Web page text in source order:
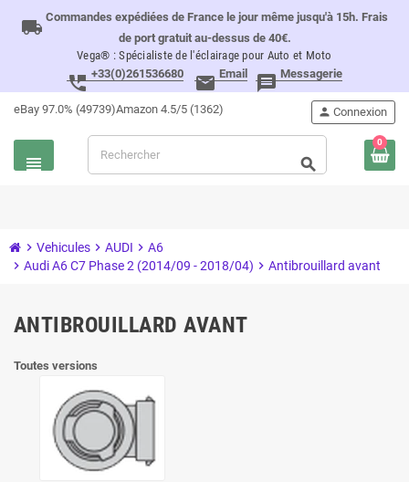
local_shipping Commandes expédiées de France le jour même jusqu'à 15h. Frais
de port gratuit au-dessus de 40€.
Vega® : Spécialiste de l'éclairage pour Auto et Moto
perm_phone_msg +33(0)261536680 email Email message Messagerie
eBay 97.0% (49739)Amazon 4.5/5 (1362)
view_headline
person Connexion
search
0
chevron_right Vehicules chevron_right AUDI chevron_right A6
chevron_right Audi A6 C7 Phase 2 (2014/09 - 2018/04) chevron_right Antibrouillard avant
ANTIBROUILLARD AVANT
Toutes versions